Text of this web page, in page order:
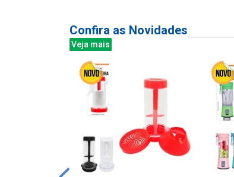
Confira as Novidades
Veja mais